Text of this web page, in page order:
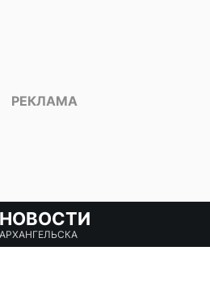
НОВОСТИ
АРХАНГЕЛЬСКА